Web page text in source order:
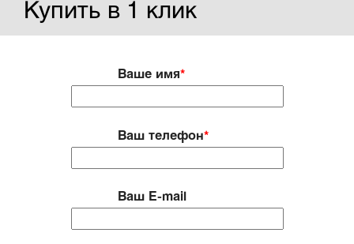
Купить в 1 клик
Ваше имя*
Ваш телефон*
Ваш E-mail